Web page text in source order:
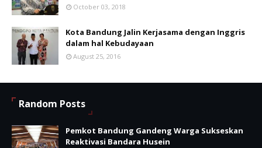
October 03, 2018
Kota Bandung Jalin Kerjasama dengan Inggris
dalam hal Kebudayaan
August 25, 2016
Random Posts
Pemkot Bandung Gandeng Warga Sukseskan
Reaktivasi Bandara Husein